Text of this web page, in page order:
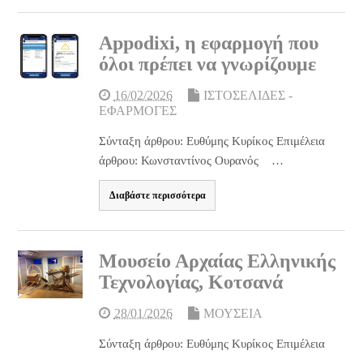
Appodixi, η εφαρμογή που
όλοι πρέπει να γνωρίζουμε
16/02/2026
ΙΣΤΟΣΕΛΙΔΕΣ -
ΕΦΑΡΜΟΓΕΣ
Σύνταξη άρθρου: Ευθύμης Κυρίκος Επιμέλεια
άρθρου: Κωνσταντίνος Ουρανός …
Διαβάστε περισσότερα
Μουσείο Αρχαίας Ελληνικής
Τεχνολογίας, Κοτσανά
28/01/2026 ΜΟΥΣΕΙΑ
Σύνταξη άρθρου: Ευθύμης Κυρίκος Επιμέλεια